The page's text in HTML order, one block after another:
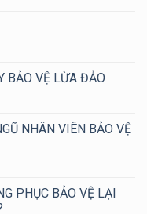
BẢO VỆ LỪA ĐẢO
NHÂN VIÊN BẢO VỆ
PHỤC BẢO VỆ LẠI